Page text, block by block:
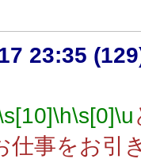
23:35
\h\s[0]\u
仕事をお